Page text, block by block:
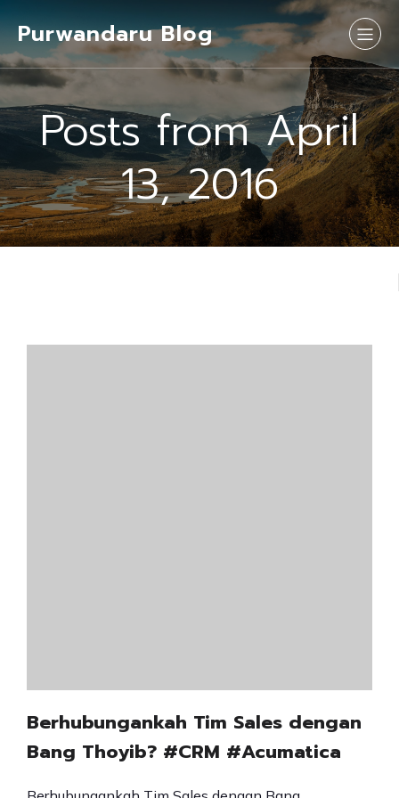
Purwandaru Blog
Posts from April
13, 2016
Berhubungankah Tim Sales dengan
Bang Thoyib? #CRM #Acumatica